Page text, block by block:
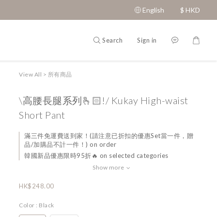
English $ HKD
Search Sign in
View All > 所有商品
\高腰長腿系列🫰🏻!/ Kukay High-waist
Short Pant
滿三件免運費送到家！(請注意已折扣的優惠Set當一件，贈
品/加購品不計一件！) on order
韓國新品優惠限時95折🔥 on selected categories
Show more
HK$248.00
Color : Black